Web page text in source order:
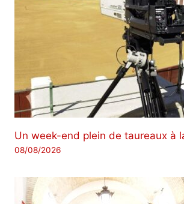
Un week-end plein de taureaux à
08/08/2026